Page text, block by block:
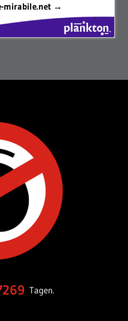
mirabile.net →
Tagen.